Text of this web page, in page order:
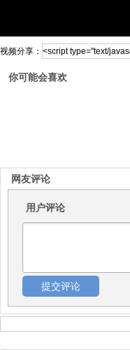
视频分享：
你可能会喜欢
网友评论
用户评论